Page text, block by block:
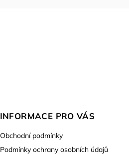
INFORMACE PRO VÁS
Obchodní podmínky
Podmínky ochrany osobních údajů